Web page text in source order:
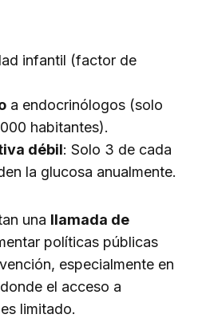
infantil (factor de
a endocrinólogos (solo
habitantes).
débil: Solo 3 de cada
la glucosa anualmente.
una llamada de
políticas públicas
especialmente en
el acceso a
limitado.